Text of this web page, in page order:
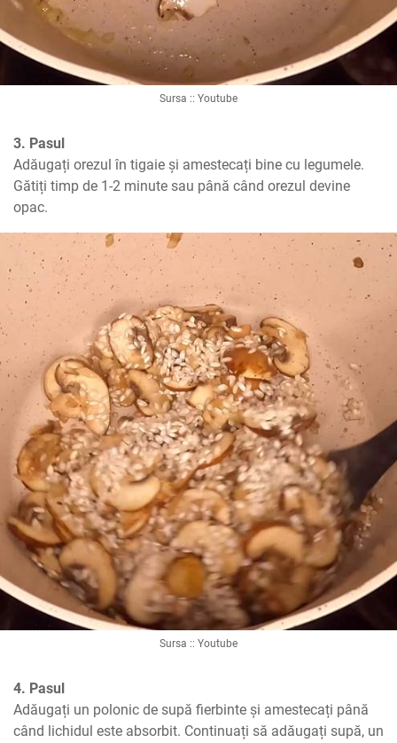
Sursa :: Youtube
3. Pasul
Adăugați orezul în tigaie și amestecați bine cu legumele.
Gătiți timp de 1-2 minute sau până când orezul devine
opac.
Sursa :: Youtube
4. Pasul
Adăugați un polonic de supă fierbinte și amestecați până
când lichidul este absorbit. Continuați să adăugați supă, un